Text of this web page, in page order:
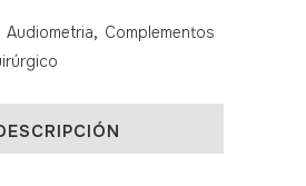
Audiometria, Complementos